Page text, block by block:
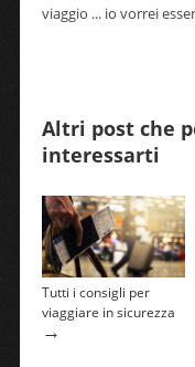
viaggio ... io vorrei
Altri post che
interessarti
Tutti i consigli per
viaggiare in sicurezza
→